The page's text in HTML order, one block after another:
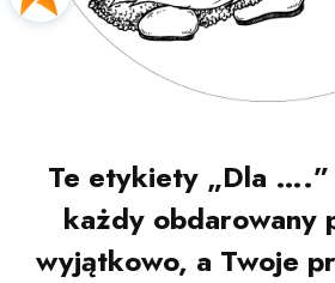
Te etykiety „Dla ….”
każdy obdarowany
wyjątkowo, a Twoje